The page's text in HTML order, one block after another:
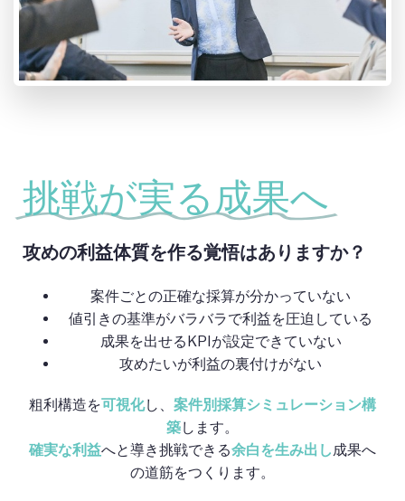
挑戦が実る成果へ
攻めの利益体質を作る覚悟はありますか？
案件ごとの正確な採算が分かっていない
値引きの基準がバラバラで利益を圧迫している
成果を出せるKPIが設定できていない
攻めたいが利益の裏付けがない
粗利構造を可視化し、 案件別採算シミュレーション構
築します。
確実な利益へと導き挑戦できる余白を生み出し成果へ
の道筋をつくります。